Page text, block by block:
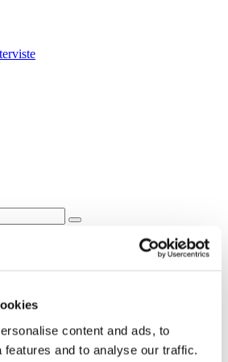
content and ads, to
features and to analyse our traffic.
2X1
“DINOSAURI.